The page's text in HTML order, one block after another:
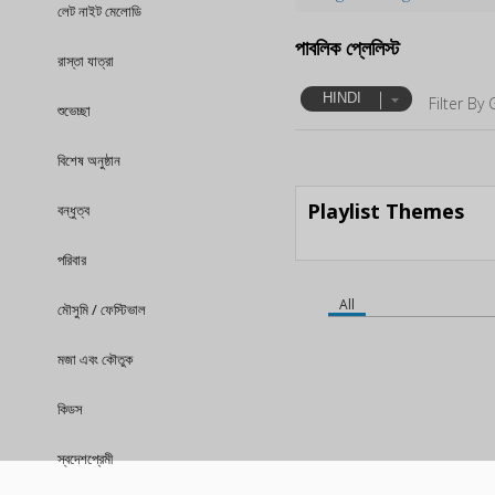
লেট নাইট মেলোডি
রাস্তা যাত্রা
শুভেচ্ছা
বিশেষ অনুষ্ঠান
বন্ধুত্ব
পরিবার
মৌসুমি / ফেস্টিভাল
মজা এবং কৌতুক
কিডস
স্বদেশপ্রেমী
পাবলিক প্লেলিস্ট
HINDI Filter By
Playlist Themes
All